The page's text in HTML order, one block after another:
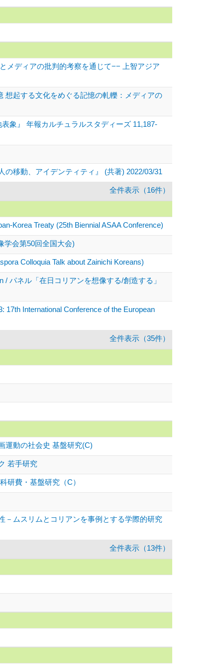
メディアの批判的考察を通じて−− 上智アジア
想起する文化をめぐる記憶の軋轢：メディアの
象』 年報カルチュラルスタディーズ 11,187-
移動、アイデンティティ』 (共著) 2022/03/31
全件表示（16件）
Korea Treaty (25th Biennial ASAA Conference)
学会第50回全国大会)
Colloquia Talk about Zainichi Koreans)
/ パネル「在日コリアンを想像する/創造する」
17th International Conference of the European
全件表示（35件）
運動の社会史 基盤研究(C)
若手研究
研費・基盤研究（C）
－ムスリムとコリアンを事例とする学際的研究
全件表示（13件）